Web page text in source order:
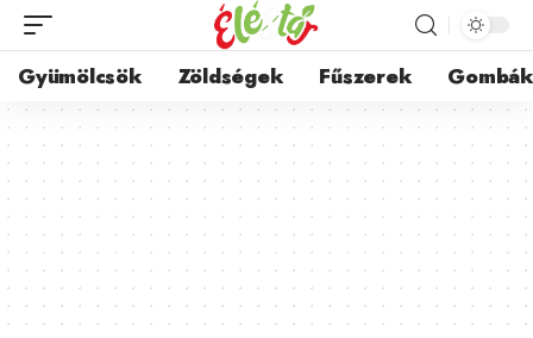
Gyümölcsök Zöldségek Fűszerek Gombák